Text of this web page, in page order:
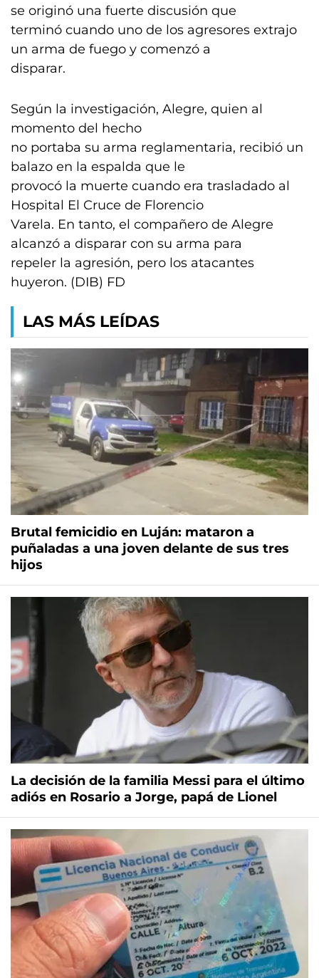
se originó una fuerte discusión que
terminó cuando uno de los agresores extrajo
un arma de fuego y comenzó a
disparar.
Según la investigación, Alegre, quien al
momento del hecho
no portaba su arma reglamentaria, recibió un
balazo en la espalda que le
provocó la muerte cuando era trasladado al
Hospital El Cruce de Florencio
Varela. En tanto, el compañero de Alegre
alcanzó a disparar con su arma para
repeler la agresión, pero los atacantes
huyeron. (DIB) FD
LAS MÁS LEÍDAS
Brutal femicidio en Luján: mataron a
puñaladas a una joven delante de sus tres
hijos
La decisión de la familia Messi para el último
adiós en Rosario a Jorge, papá de Lionel